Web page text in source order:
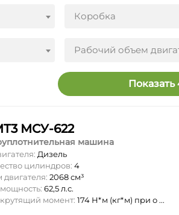
Коробка
Рабочий объем
МСУ-622
машина
Дизель
цилиндров: 4
2068 см³
62,5 л.с.
момент: 174 Н*м (кг*м) при о ...